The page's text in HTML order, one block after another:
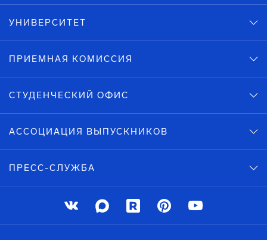
УНИВЕРСИТЕТ
ПРИЕМНАЯ КОМИССИЯ
СТУДЕНЧЕСКИЙ ОФИС
АССОЦИАЦИЯ ВЫПУСКНИКОВ
ПРЕСС-СЛУЖБА